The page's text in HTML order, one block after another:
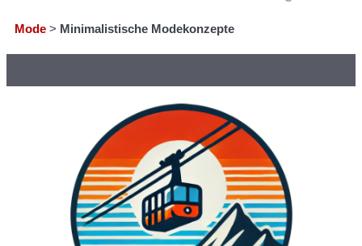
Mode > Minimalistische Modekonzepte